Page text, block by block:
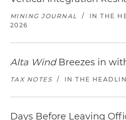
MINING JOURNAL / IN THE
2026
Alta WindBreezes in
TAX NOTES / IN THE
Days Before Leaving